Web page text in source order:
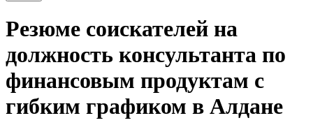
Резюме соискателей на
должность консультанта по
финансовым продуктам с
гибким графиком в Алдане